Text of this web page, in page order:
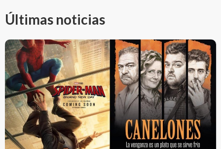
Últimas noticias